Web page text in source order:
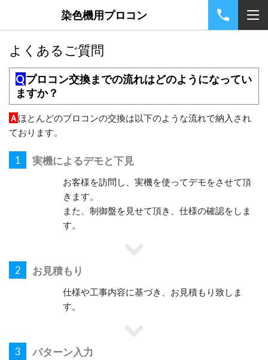
染色機用プロコン
よくあるご質問
Qプロコン交換までの流れはどのようになってい
ますか？
Ａほとんどのプロコンの交換は以下のような流れで納入され
ております。
1 実機によるデモと下見
お客様を訪問し、実機を使ってデモをさせて頂
きます。
また、制御盤を見せて頂き、仕様の確認をしま
す。
2 お見積もり
仕様や工事内容に基づき、お見積もり致しま
す。
3 パターン入力